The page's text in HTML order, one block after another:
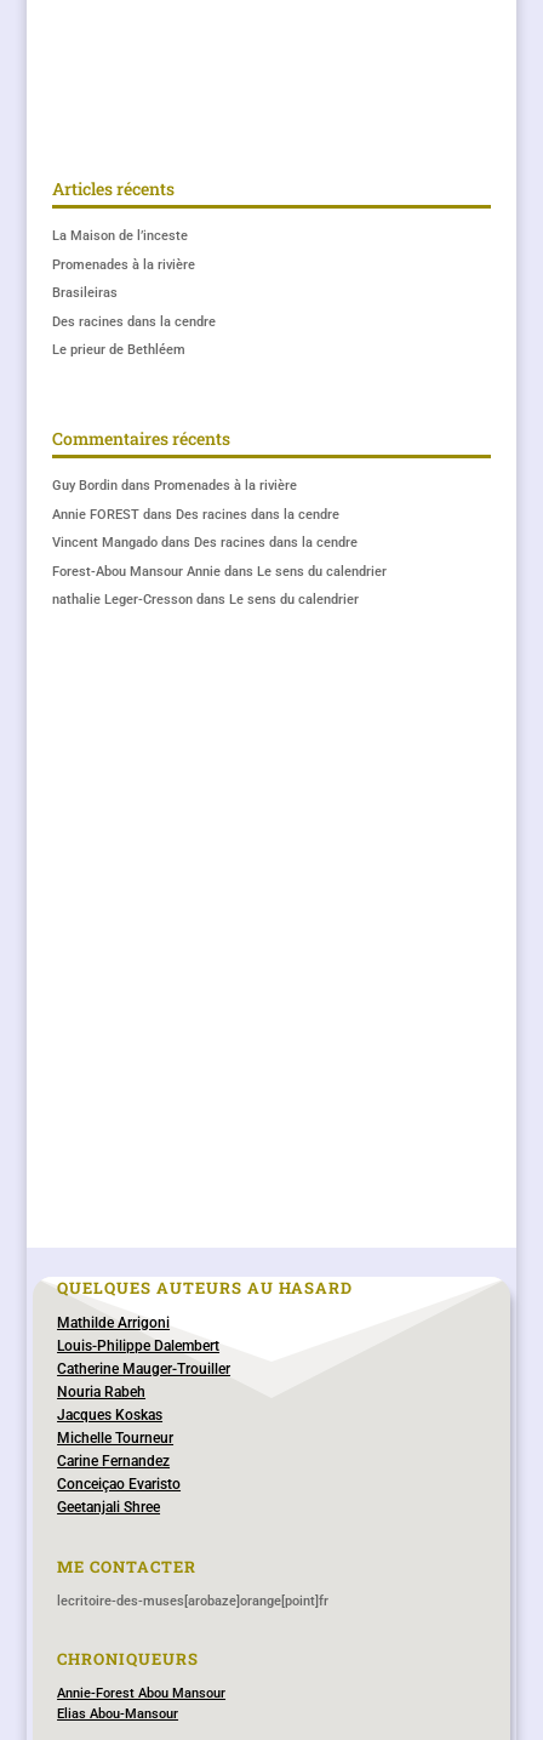
Articles récents
La Maison de l’inceste
Promenades à la rivière
Brasileiras
Des racines dans la cendre
Le prieur de Bethléem
Commentaires récents
Guy Bordindans Promenades à la rivière
Annie FORESTdans Des racines dans la cendre
Vincent Mangadodans Des racines dans la cendre
Forest-Abou Mansour Anniedans Le sens du calendrier
nathalie Leger-Cressondans Le sens du calendrier
QUELQUES AUTEURS AU HASARD
Mathilde Arrigoni
Louis-Philippe Dalembert
Catherine Mauger-Trouiller
Nouria Rabeh
Jacques Koskas
Michelle Tourneur
Carine Fernandez
Conceiçao Evaristo
Geetanjali Shree
ME CONTACTER
lecritoire-des-muses[arobaze]orange[point]fr
CHRONIQUEURS
Annie-Forest Abou Mansour
Elias Abou-Mansour